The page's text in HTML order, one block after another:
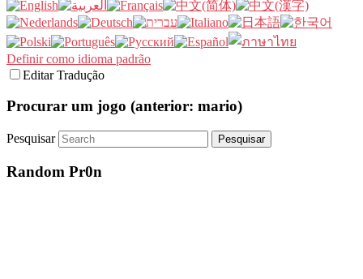
Definir como idioma padrão
Editar Tradução
Procurar um jogo (anterior: mario)
Pesquisar
Random Pr0n